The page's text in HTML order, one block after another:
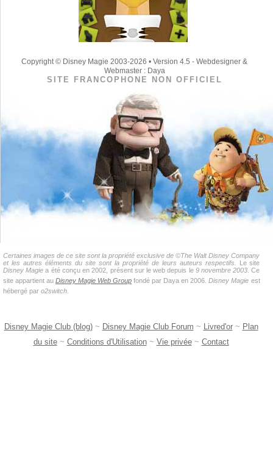
Copyright © Disney Magie 2003-2026 • Version 4.5 - Webdesigner &
Webmaster : Daya
SITE FRANCOPHONE NON OFFICIEL
Certaines images de ce site sont la propriété exclusive de ©The Walt Disney Company
et les autres éléments du site sont la propriété de leurs auteurs respectifs.
Le site
Disney Magie a été conçu en 2002, présent sur le web depuis le 9 novembre 2003 . Ce
site appartient auDisney Magie Web Group fondé par Daya en 2006.Disney Magie est
hébergé par o2switch
Disney Magie Club (blog)~ Disney Magie Club Forum ~ Livred'or~ Plan
du site~ Conditions d'Utilisation~ Vie privée~ Contact